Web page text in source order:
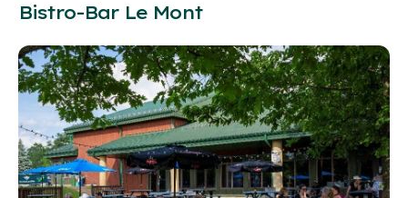
Bistro-Bar Le Mont